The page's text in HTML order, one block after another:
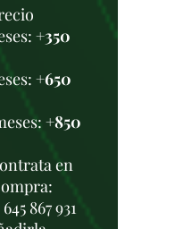
+350
+650
+850
en
867 931